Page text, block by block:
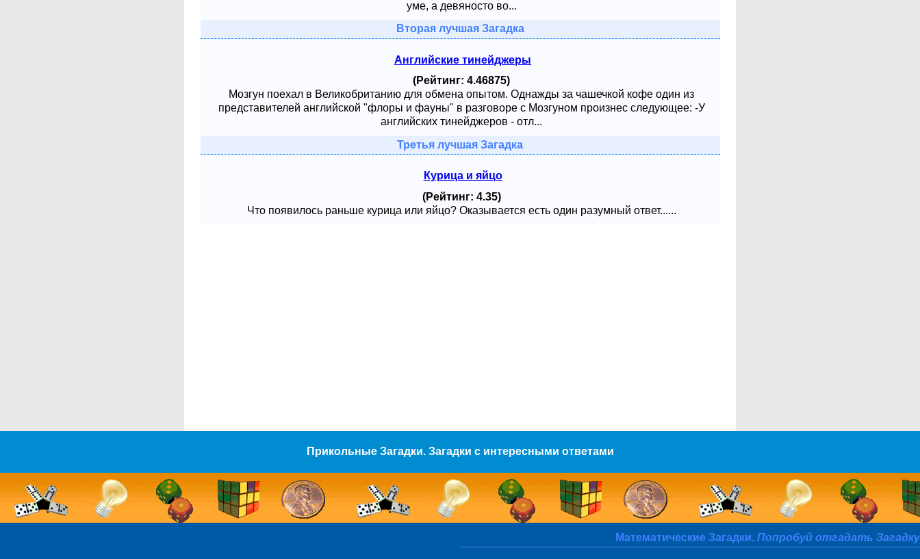
уме, а девяносто во...
Вторая лучшая Загадка
Английские тинейджеры
(Рейтинг: 4.46875)
Мозгун поехал в Великобританию для обмена опытом. Однажды за чашечкой кофе один из
представителей английской "флоры и фауны" в разговоре с Мозгуном произнес следующее: -У
английских тинейджеров - отл...
Третья лучшая Загадка
Курица и яйцо
(Рейтинг: 4.35)
Что появилось раньше курица или яйцо? Оказывается есть один разумный ответ......
Прикольные Загадки. Загадки с интересными ответами
Математические Загадки. Попробуй отгадать Загадку